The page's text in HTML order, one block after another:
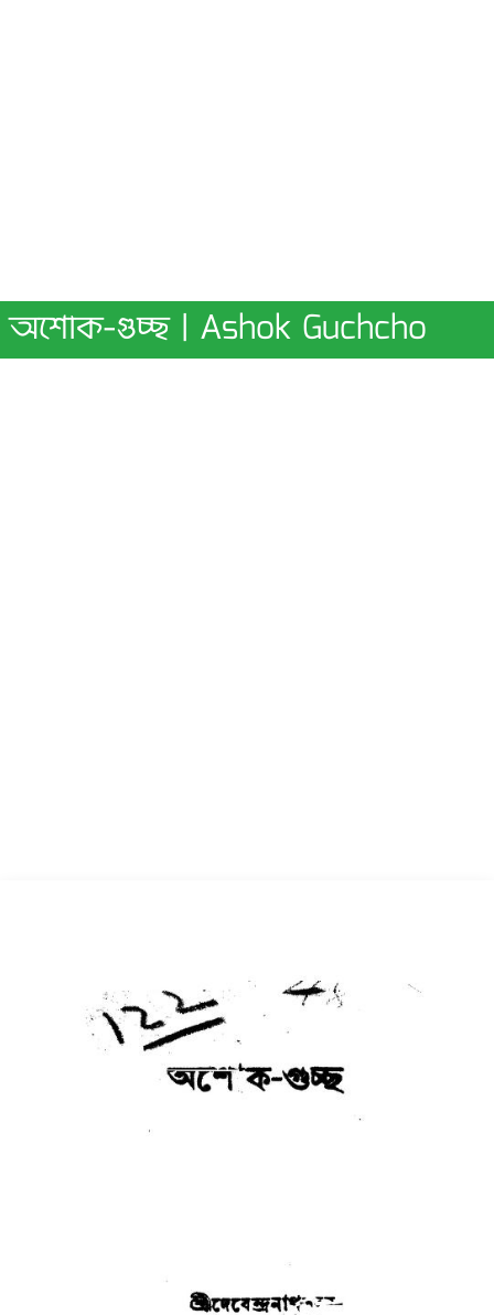
অশোক-গুচ্ছ | Ashok Guchcho